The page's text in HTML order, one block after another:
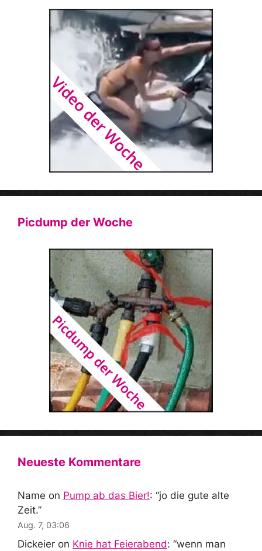
Picdump der Woche
Neueste Kommentare
Name on Pump ab das Bier!: “jo die gute alte
Zeit.”
Aug. 7, 03:06
Dickeier on Knie hat Feierabend: “wenn man